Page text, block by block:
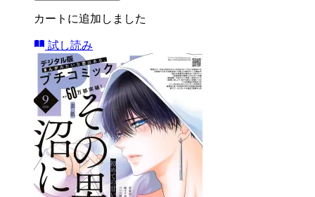
カートに追加しました
試し読み